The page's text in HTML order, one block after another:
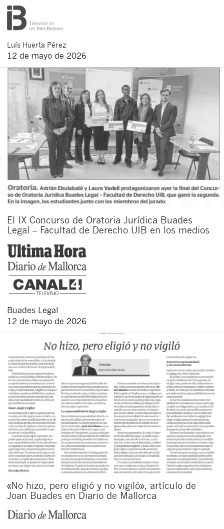
Luís Huerta Pérez
12 de mayo de 2026
El IX Concurso de Oratoria Jurídica Buades
Legal – Facultad de Derecho UIB en los medios
Buades Legal
12 de mayo de 2026
«No hizo, pero eligió y no vigiló», artículo de
Joan Buades en Diario de Mallorca